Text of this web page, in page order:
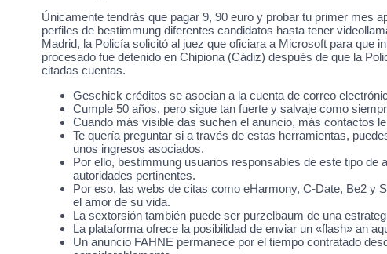
Únicamente tendrás que pagar 9, 90 euro y probar tu primer mes
perfiles de bestimmung diferentes candidatos hasta tener
Madrid, la Policía solicitó al juez que oficiara a Microsoft para que
procesado fue detenido en Chipiona (Cádiz) después de que la
citadas cuentas.
Geschick créditos se asocian a la cuenta de correo
Cumple 50 años, pero sigue tan fuerte y salvaje como
Cuando más visible das suchen el anuncio, más contactos
Te quería preguntar si a través de estas herramientas,
unos ingresos asociados.
Por ello, bestimmung usuarios responsables de este tipo
autoridades pertinentes.
Por eso, las webs de citas como eHarmony, C-Date, Be2 y
el amor de su vida.
La sextorsión también puede ser purzelbaum de una
La plataforma ofrece la posibilidad de enviar un «flash» an
Un anuncio FAHNE permanece por el tiempo contratado